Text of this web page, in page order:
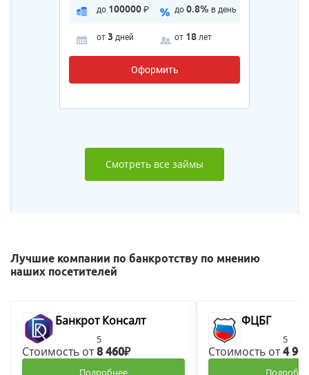
до 100000 ₽ до 0.8% в день
от 3 дней от 18 лет
Оформить
Смотреть все займы
Лучшие компании по банкротству по мнению
наших посетителей
Банкрот Консалт
5
Стоимость от8 460₽
Подробнее
ФЦБГ
5
Стоимость от4